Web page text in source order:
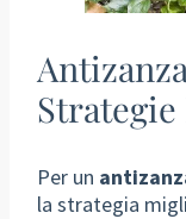
Per un
la strategia